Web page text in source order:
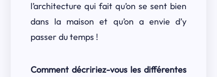
l’architecture qui fait qu’on se sent bien
dans la maison et qu’on a envie d’y
passer du temps !
Comment décririez-vous les différentes